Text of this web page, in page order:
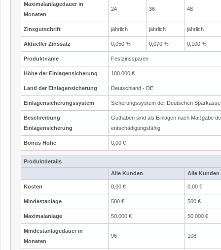
Maximalanlagedauer in
Monaten
24 36 48
Zinsgutschrift jährlich jährlich jährlich
Aktueller Zinssatz 0,050 % 0,070 % 0,100 %
Produktname Festzinssparen
Höhe der Einlagensicherung 100.000 €
Land der Einlagensicherung Deutschland - DE
Einlagensicherungssystem Sicherungssystem der Deutschen
Beschreibung
Einlagensicherung
Guthaben sind als Einlagen nach Maßgabe
entschädigungsfähig.
Bonus Höhe 0,00 €
Produktdetails
Alle Kunden
Alle Kunden
Kosten 0,00 € 0,00 €
Mindestanlage 500 € 500 €
Maximalanlage 50.000 € 50.000 €
Mindestanlagedauer in
Monaten
96 108